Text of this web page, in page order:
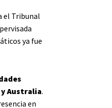
el Tribunal
ya fue
Australia.
en